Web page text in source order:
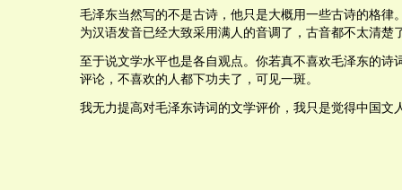
毛泽东当然写的不是古诗，他只是大概用一些古诗的格律
为汉语发音已经大致采用满人的音调了，古音都不太清楚
至于说文学水平也是各自观点。你若真不喜欢毛泽东的诗
评论，不喜欢的人都下功夫了，可见一斑。
我无力提高对毛泽东诗词的文学评价，我只是觉得中国文